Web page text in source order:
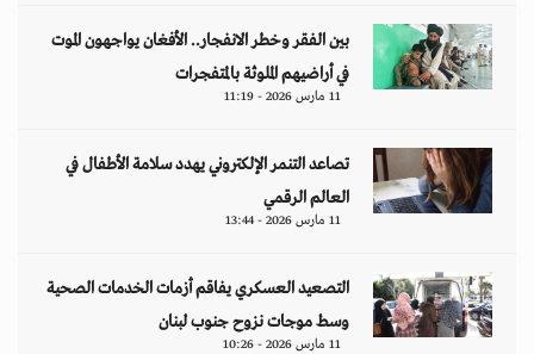
بين الفقر وخطر الانفجار.. الأفغان يواجهون الموت
في أراضيهم الملوثة بالمتفجرات
11 مارس 2026 - 11:19
تصاعد التنمر الإلكتروني يهدد سلامة الأطفال في
العالم الرقمي
11 مارس 2026 - 13:44
التصعيد العسكري يفاقم أزمات الخدمات الصحية
وسط موجات نزوح جنوب لبنان
11 مارس 2026 - 10:26